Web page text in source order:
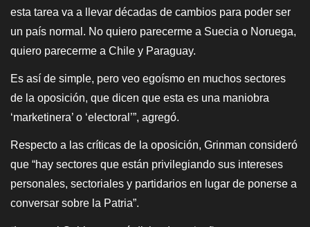
esta tarea va a llevar décadas de cambios para poder ser
un país normal. No quiero parecerme a Suecia o Noruega,
quiero parecerme a Chile y Paraguay.
Es así de simple, pero veo egoísmo en muchos sectores
de la oposición, que dicen que esta es una maniobra
‘marketinera’ o ‘electoral’”, agregó.
Respecto a las críticas de la oposición, Grinman consideró
que “hay sectores que están privilegiando sus intereses
personales, sectoriales y partidarios en lugar de ponerse a
conversar sobre la Patria”.